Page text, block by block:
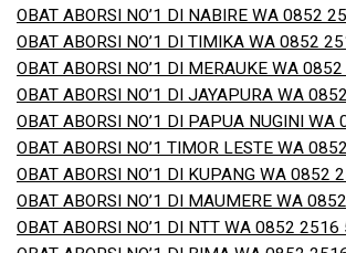
OBAT ABORSI NO’1 DI NABIRE WA 0852
OBAT ABORSI NO’1 DI TIMIKA WA 0852
OBAT ABORSI NO’1 DI MERAUKE WA
OBAT ABORSI NO’1 DI JAYAPURA WA
OBAT ABORSI NO’1 DI PAPUA NUGINI
OBAT ABORSI NO’1 TIMOR LESTE WA
OBAT ABORSI NO’1 DI KUPANG WA 0852
OBAT ABORSI NO’1 DI MAUMERE WA
OBAT ABORSI NO’1 DI NTT WA 0852